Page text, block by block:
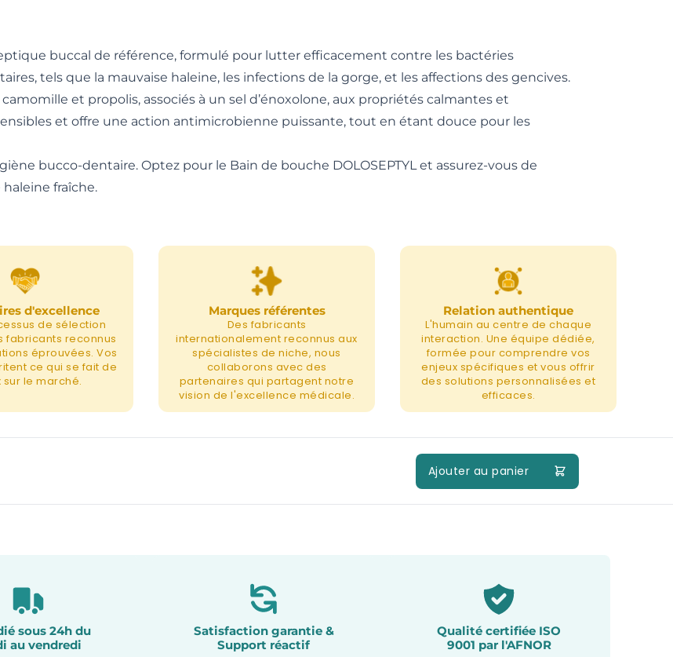
buccal de référence, formulé pour lutter efficacement contre les bactéries
tels que la mauvaise haleine, les infections de la gorge, et les affections des gencives.
et propolis, associés à un sel d’énoxolone, aux propriétés calmantes et
et offre une action antimicrobienne puissante, tout en étant douce pour les
bucco-dentaire. Optez pour le Bain de bouche DOLOSEPTYL et assurez-vous de
fraîche.
d'excellence
de sélection
fabricants reconnus
éprouvées. Vos
ce qui se fait de
sur le marché.
Marques référentes
Des fabricants
internationalement reconnus aux
spécialistes de niche, nous
collaborons avec des
partenaires qui partagent notre
vision de l'excellence médicale.
Relation authentique
L'humain au centre de chaque
interaction. Une équipe dédiée,
formée pour comprendre vos
enjeux spécifiques et vous offrir
des solutions personnalisées et
efficaces.
Ajouter au panier
sous 24h du
au vendredi
Satisfaction garantie &
Support réactif
Qualité certifiée ISO
9001 par l'AFNOR